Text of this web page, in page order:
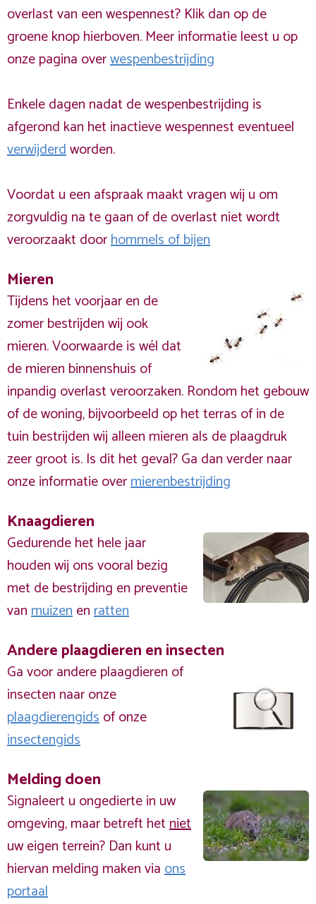
overlast van een wespennest? Klik dan op de
groene knop hierboven. Meer informatie leest u op
onze pagina overwespenbestrijding
Enkele dagen nadat de wespenbestrijding is
afgerond kan het inactieve wespennest eventueel
verwijderdworden.
Voordat u een afspraak maakt vragen wij u om
zorgvuldig na te gaan of de overlast niet wordt
veroorzaakt doorhommels of bijen
Mieren
Tijdens het voorjaar en de
zomer bestrijden wij ook
mieren. Voorwaarde is wél dat
de mieren binnenshuis of
inpandig overlast veroorzaken. Rondom het gebouw
of de woning, bijvoorbeeld op het terras of in de
tuin bestrijden wij alleen mieren als de plaagdruk
zeer groot is. Is dit het geval? Ga dan verder naar
onze informatie overmierenbestrijding
Knaagdieren
Gedurende het hele jaar
houden wij ons vooral bezig
met de bestrijding en preventie
vanmuizenenratten
Andere plaagdieren en insecten
Ga voor andere plaagdieren of
insecten naar onze
plaagdierengidsof onze
insectengids
Melding doen
Signaleert u ongedierte in uw
omgeving, maar betreft hetniet
uw eigen terrein? Dan kunt u
hiervan melding maken viaons
portaal